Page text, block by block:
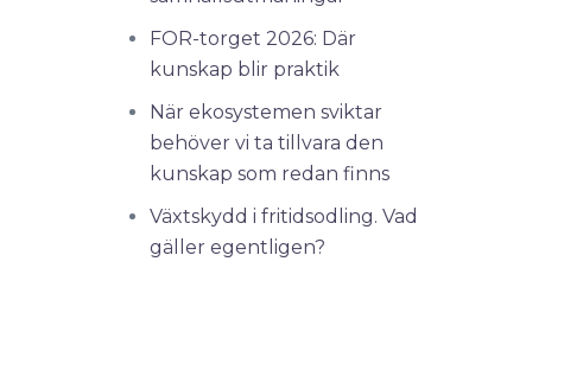
FOR-torget 2026: Där
kunskap blir praktik
När ekosystemen sviktar
behöver vi ta tillvara den
kunskap som redan finns
Växtskydd i fritidsodling. Vad
gäller egentligen?